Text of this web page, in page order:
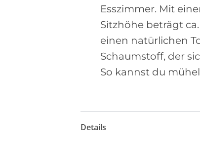
Esszimmer. Mit
Sitzhöhe beträgt
einen natürlichen
Schaumstoff, der
So kannst du
Details